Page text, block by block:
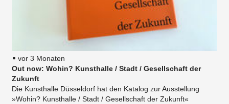
vor 3 Monaten
Out now: Wohin? Kunsthalle / Stadt / Gesellschaft der
Zukunft
Die Kunsthalle Düsseldorf hat den Katalog zur Ausstellung
»Wohin? Kunsthalle / Stadt / Gesellschaft der Zukunft«